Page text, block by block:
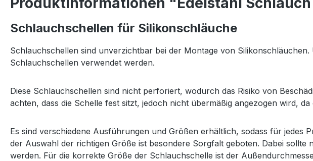
Schlauchschellen für Silikonschläuche
Schlauchschellen sind unverzichtbar bei der Montage von
Schlauchschellen verwendet werden.
Diese Schlauchschellen sind nicht perforiert, wodurch das Risiko von
achten, dass die Schelle fest sitzt, jedoch nicht übermäßig angezogen wird,
Es sind verschiedene Ausführungen und Größen erhältlich, sodass für jedes
der Auswahl der richtigen Größe ist besondere Sorgfalt geboten. Dabei
werden. Für die korrekte Größe der Schlauchschelle ist der